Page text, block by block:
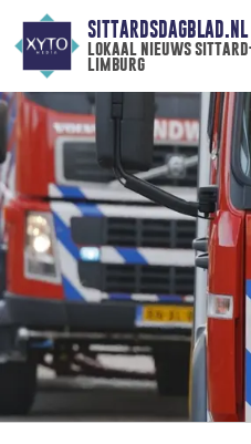
SITTARDSDAGBLAD.NL
lokaal nieuws
limburg